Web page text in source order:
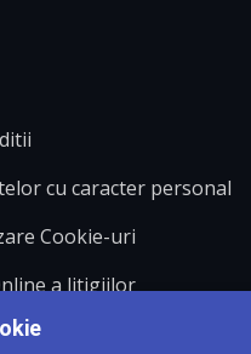
cu caracter personal
Cookie-uri
a litigiilor